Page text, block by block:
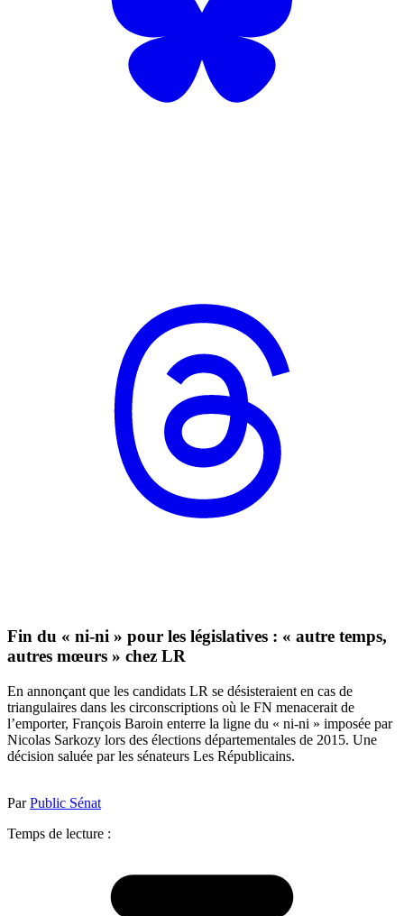
Fin du « ni-ni » pour les législatives : « autre temps,
autres mœurs » chez LR
En annonçant que les candidats LR se désisteraient en cas de
triangulaires dans les circonscriptions où le FN menacerait de
l’emporter, François Baroin enterre la ligne du « ni-ni » imposée par
Nicolas Sarkozy lors des élections départementales de 2015. Une
décision saluée par les sénateurs Les Républicains.
ParPublic Sénat
Temps de lecture :